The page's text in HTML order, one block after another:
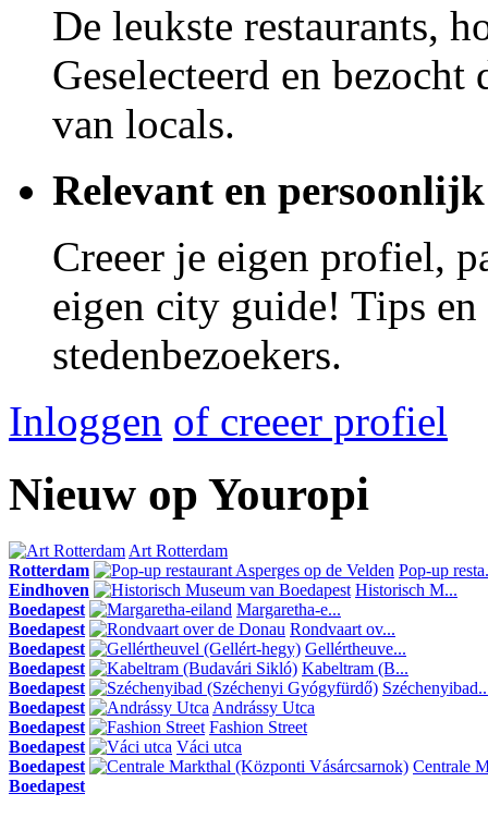
De leukste restaurants,
Geselecteerd en
van locals.
Relevant en persoonlijk
Creeer je eigen profiel,
eigen city guide! Tips
stedenbezoekers.
Inloggen of creeer profiel
Nieuw op Youropi
Art Rotterdam
Rotterdam
Pop-up
Eindhoven
Historisch M...
Boedapest
Margaretha-e...
Boedapest
Rondvaart ov...
Boedapest
Gellértheuve...
Boedapest
Kabeltram (B...
Boedapest
Boedapest
Andrássy Utca
Boedapest
Fashion Street
Boedapest
Váci utca
Boedapest
Centrale
Boedapest